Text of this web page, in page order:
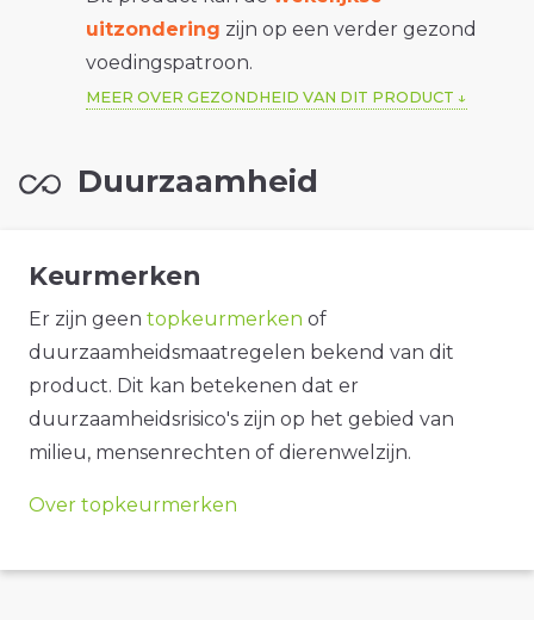
uitzondering zijn op een verder gezond
voedingspatroon.
MEER OVER GEZONDHEID VAN DIT PRODUCT
Duurzaamheid
Keurmerken
Er zijn geen topkeurmerken of
duurzaamheidsmaatregelen bekend van dit
product. Dit kan betekenen dat er
duurzaamheidsrisico's zijn op het gebied van
milieu, mensenrechten of dierenwelzijn.
Over topkeurmerken